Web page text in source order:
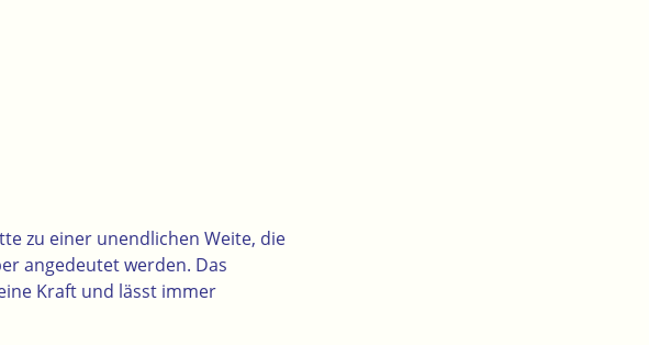
zu einer unendlichen Weite, die
angedeutet werden. Das
Kraft und lässt immer